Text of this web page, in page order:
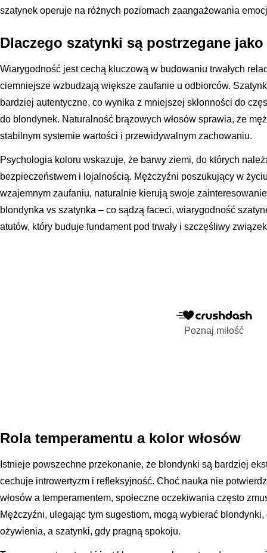
szatynek operuje na różnych poziomach zaangażowania
Dlaczego szatynki są postrzegane
Wiarygodność jest cechą kluczową w budowaniu trwałych
ciemniejsze wzbudzają większe zaufanie u odbiorców.
bardziej autentyczne, co wynika z mniejszej skłonności do
do blondynek. Naturalność brązowych włosów sprawia, że
stabilnym systemie wartości i przewidywalnym zachowaniu.
Psychologia koloru wskazuje, że barwy ziemi, do których
bezpieczeństwem i lojalnością. Mężczyźni poszukujący w
wzajemnym zaufaniu, naturalnie kierują swoje
blondynka vs szatynka – co sądzą faceci, wiarygodność
atutów, który buduje fundament pod trwały i szczęśliwy
Poznaj miłość
Rola temperamentu a kolor włosów
Istnieje powszechne przekonanie, że blondynki są bardziej
cechuje introwertyzm i refleksyjność. Choć nauka nie
włosów a temperamentem, społeczne oczekiwania często
Mężczyźni, ulegając tym sugestiom, mogą wybierać
ożywienia, a szatynki, gdy pragną spokoju.